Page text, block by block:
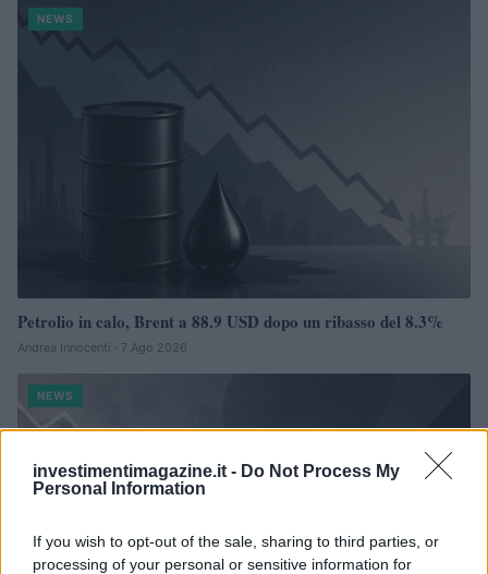
investimentimagazine.it - Do Not Process My
Personal Information
If you wish to opt-out of the sale, sharing to third parties, or
processing of your personal or sensitive information for
NEWS
Petrolio in calo, Brent a 88.9 USD dopo un ribasso del 8.3%
Andrea Innocenti · 7 Ago 2026
NEWS